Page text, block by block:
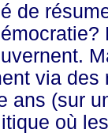
résumer
via
ans (sur
où